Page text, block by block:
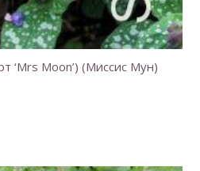
‘Mrs Moon’) (Миссис Мун)